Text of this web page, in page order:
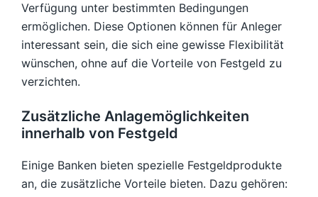
Verfügung unter bestimmten Bedingungen
ermöglichen. Diese Optionen können für Anleger
interessant sein, die sich eine gewisse Flexibilität
wünschen, ohne auf die Vorteile von Festgeld zu
verzichten.
Zusätzliche Anlagemöglichkeiten
innerhalb von Festgeld
Einige Banken bieten spezielle Festgeldprodukte
an, die zusätzliche Vorteile bieten. Dazu gehören: